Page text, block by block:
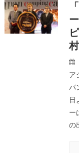
ア
パ
日
ー
の